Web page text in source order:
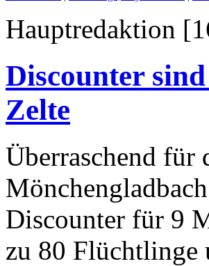
Hauptredaktion
Discounter
Zelte
Überraschend
Discounter für 9
zu 80 Flüchtlinge